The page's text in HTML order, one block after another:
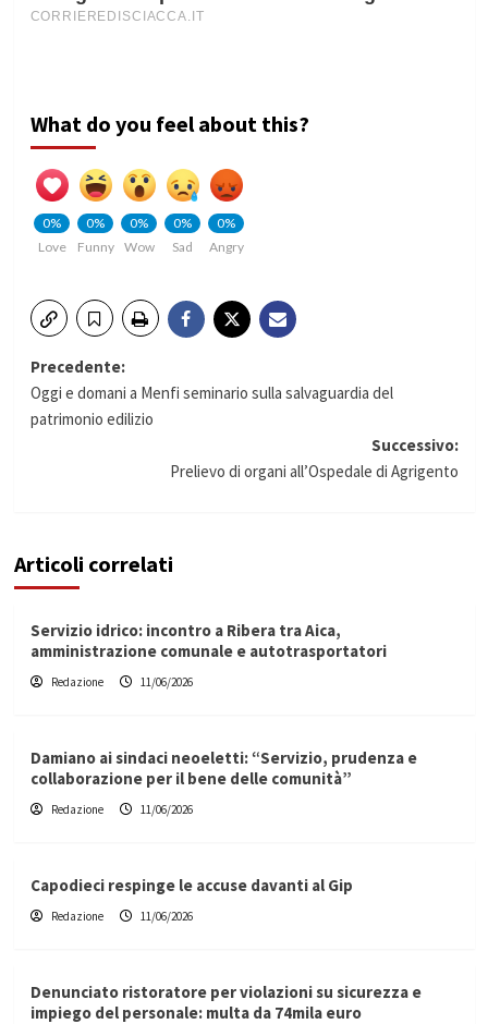
What do you feel about this?
0%
Love
0%
Funny
0%
Wow
0%
Sad
0%
Angry
Navigazione
articolo
Precedente:
Oggi e domani a Menfi seminario sulla salvaguardia del
patrimonio edilizio
Successivo:
Prelievo di organi all’Ospedale di Agrigento
Articoli correlati
Servizio idrico: incontro a Ribera tra Aica,
amministrazione comunale e autotrasportatori
Redazione 11/06/2026
Damiano ai sindaci neoeletti: “Servizio, prudenza e
collaborazione per il bene delle comunità”
Redazione 11/06/2026
Capodieci respinge le accuse davanti al Gip
Redazione 11/06/2026
Denunciato ristoratore per violazioni su sicurezza e
impiego del personale: multa da 74mila euro